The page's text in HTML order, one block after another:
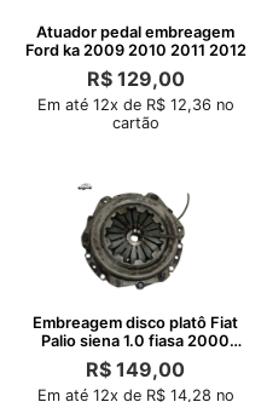
Atuador pedal embreagem
Ford ka 2009 2010 2011 2012
R$129,00
Em até 12x de R$ 12,36 no
cartão
Embreagem disco platô Fiat
Palio siena 1.0 fiasa 2000
1999
R$ 149,00
Em até 12x de R$ 14,28 no